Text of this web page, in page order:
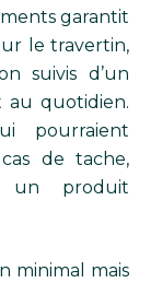
garantit
le travertin,
suivis d’un
au quotidien.
pourraient
de tache,
un produit
minimal mais